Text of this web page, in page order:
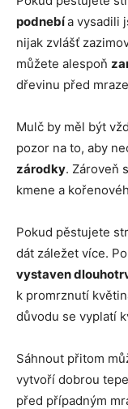
podnebía vysadili
nijak zvlášť
můžete alespoň
dřevinu před
Mulč by měl být
pozor na to, aby
zárodky. Zároveň
kmene a
Pokud pěstujete
dát záležet více.
vystaven
k promrznutí
důvodu se vyplatí
Sáhnout přitom
vytvoří dobrou
před případným